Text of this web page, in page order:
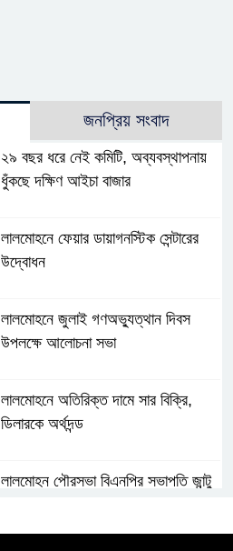
জনপ্রিয় সংবাদ
২৯ বছর ধরে নেই কমিটি, অব্যবস্থাপনায়
ধুঁকছে দক্ষিণ আইচা বাজার
লালমোহনে ফেয়ার ডায়াগনস্টিক সেন্টারের
উদ্বোধন
লালমোহনে জুলাই গণঅভ্যুত্থান দিবস
উপলক্ষে আলোচনা সভা
লালমোহনে অতিরিক্ত দামে সার বিক্রি,
ডিলারকে অর্থদন্ড
লালমোহন পৌরসভা বিএনপির সভাপতি জান্টু